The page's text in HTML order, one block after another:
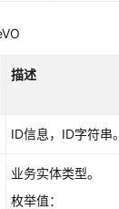
描述
ID信息，ID字符串。
业务实体类型。
枚举值：